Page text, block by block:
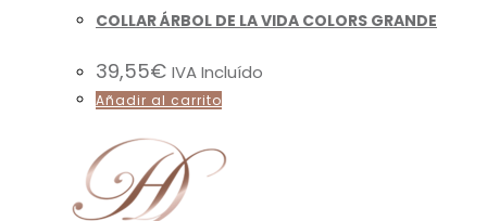
COLLAR ÁRBOL DE LA VIDA COLORS GRANDE
39,55€ IVA Incluído
Añadir al carrito